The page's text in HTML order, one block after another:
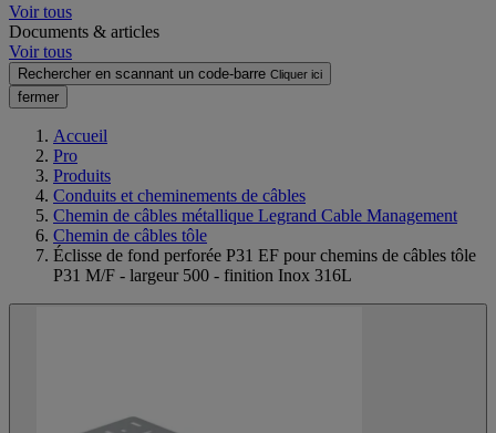
Voir tous
Documents & articles
Voir tous
Rechercher en scannant un code-barre Cliquer ici
fermer
Accueil
Pro
Produits
Conduits et cheminements de câbles
Chemin de câbles métallique Legrand Cable Management
Chemin de câbles tôle
Éclisse de fond perforée P31 EF pour chemins de câbles tôle
P31 M/F - largeur 500 - finition Inox 316L